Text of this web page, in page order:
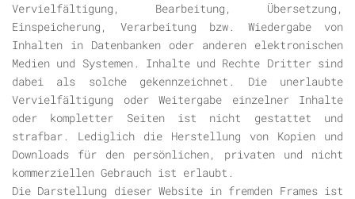
Vervielfältigung, Bearbeitung, Übersetzung,
Einspeicherung, Verarbeitung bzw. Wiedergabe von
Inhalten in Datenbanken oder anderen elektronischen
Medien und Systemen. Inhalte und Rechte Dritter sind
dabei als solche gekennzeichnet. Die unerlaubte
Vervielfältigung oder Weitergabe einzelner Inhalte
oder kompletter Seiten ist nicht gestattet und
strafbar. Lediglich die Herstellung von Kopien und
Downloads für den persönlichen, privaten und nicht
kommerziellen Gebrauch ist erlaubt.
Die Darstellung dieser Website in fremden Frames ist